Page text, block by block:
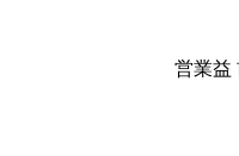
営業益